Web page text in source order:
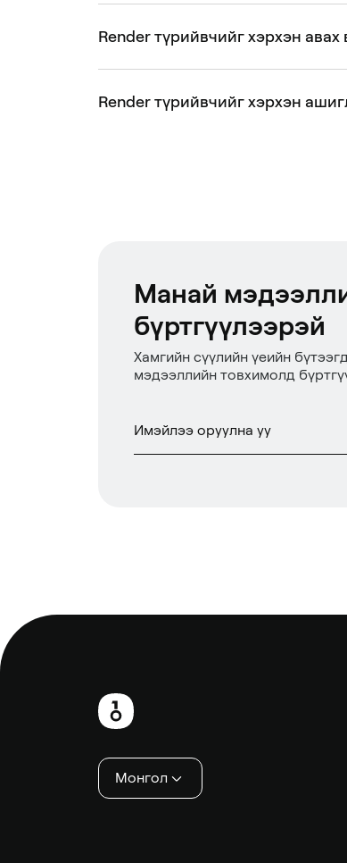
Render түрийвчийг хэрхэн авах
Render түрийвчийг хэрхэн
Манай
бүртгүүлээрэй
Хамгийн сүүлийн үеийн
мэдээллийн товхимолд
Монгол